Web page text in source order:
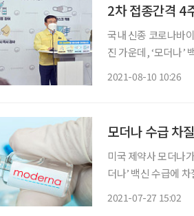
2차 접종간격
국내 신종 코로나바
진 가운데, ‘모더나’
2021-08-10 10:26
모더나 수급 차
미국 제약사 모더나
더나’ 백신 수급에
2021-07-27 15:02